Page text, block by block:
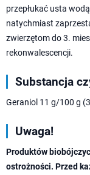
przepłukać usta
natychmiast
zwierzętom do 3.
rekonwalescencji.
Substancja
Geraniol 11 g/100 g
Uwaga!
Produktów
ostrożności. Przed